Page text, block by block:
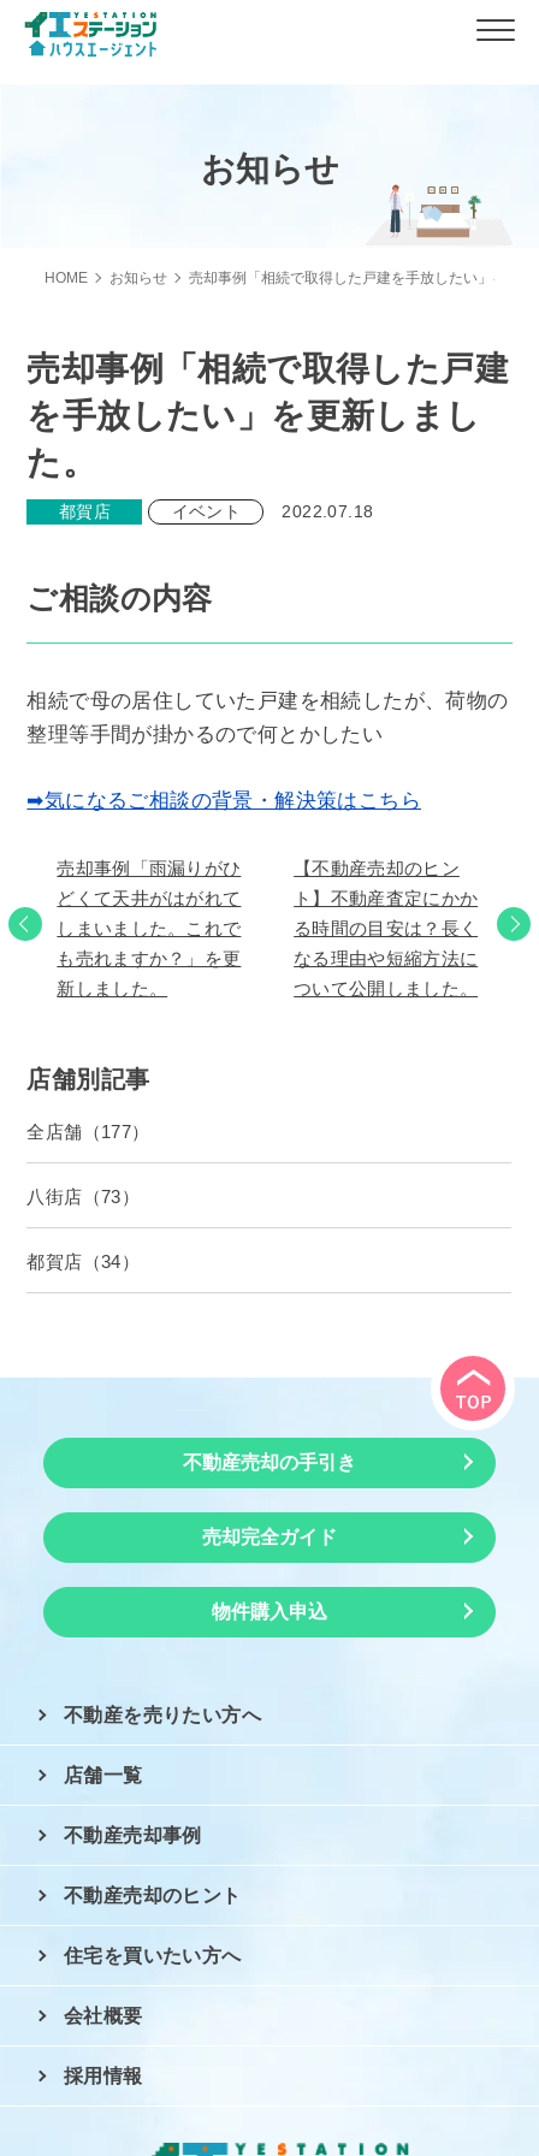
お知らせ
HOME お知らせ 売却事例「相続で取得した戸建を手放したい」を更新
売却事例「相続で取得した戸建
を手放したい」を更新しまし
た。
都賀店 イベント 2022.07.18
ご相談の内容
相続で母の居住していた戸建を相続したが、荷物の
整理等手間が掛かるので何とかしたい
➡気になるご相談の背景・解決策はこちら
売却事例「雨漏りがひ
どくて天井がはがれて
しまいました。これで
も売れますか？」を更
新しました。
【不動産売却のヒン
ト】不動産査定にかか
る時間の目安は？長く
なる理由や短縮方法に
ついて公開しました。
店舗別記事
全店舗（177）
八街店（73）
都賀店（34）
不動産売却の手引き
売却完全ガイド
物件購入申込
不動産を売りたい方へ
店舗一覧
不動産売却事例
不動産売却のヒント
住宅を買いたい方へ
会社概要
採用情報